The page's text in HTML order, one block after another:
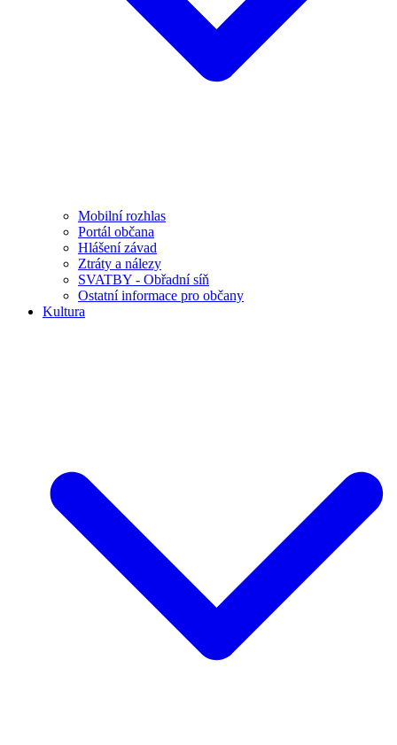
Mobilní rozhlas
Portál občana
Hlášení závad
Ztráty a nálezy
SVATBY - Obřadní síň
Ostatní informace pro občany
Kultura